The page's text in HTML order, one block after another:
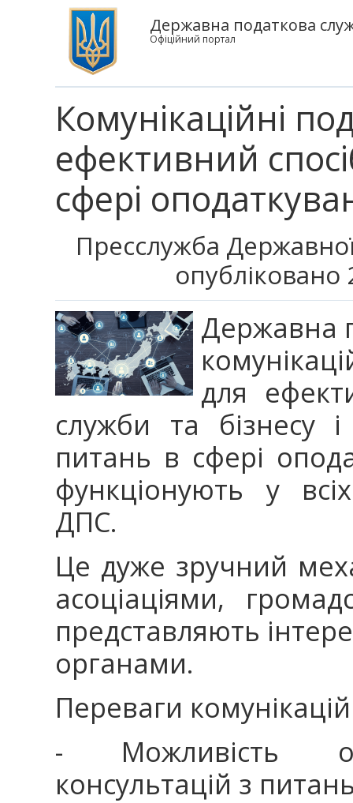
Державна податкова
Офіційний портал
Комунікаційні
ефективний
сфері
Пресслужба
опубліковано
Державна
для
служби та бізнесу
питань в сфері
функціонують у
ДПС.
Це дуже зручний
асоціаціями,
представляють
органами.
Переваги
- Можливість
консультацій з